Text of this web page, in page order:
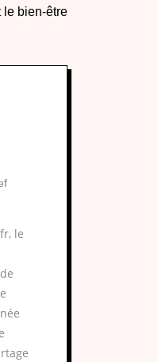
le bien-être
le